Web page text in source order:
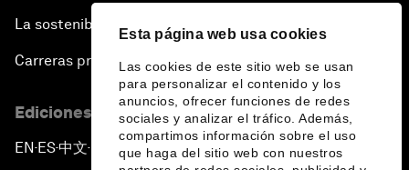
Esta página web usa cookies
Las cookies de este sitio web se usan
para personalizar el contenido y los
anuncios, ofrecer funciones de redes
sociales y analizar el tráfico. Además,
compartimos información sobre el uso
que haga del sitio web con nuestros
La sostenibilidad en el Foro
Carreras profesionales
Ediciones en otros idiomas
EN ▪ES▪中文▪ 日本語